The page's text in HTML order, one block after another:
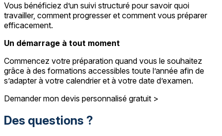
Vous bénéficiez d’un suivi structuré pour savoir quoi
travailler, comment progresser et comment vous préparer
efficacement.
Un démarrage à tout moment
Commencez votre préparation quand vous le souhaitez
grâce à des formations accessibles toute l’année afin de
s’adapter à votre calendrier et à votre date d’examen.
Demander mon devis personnalisé gratuit >
Des questions ?